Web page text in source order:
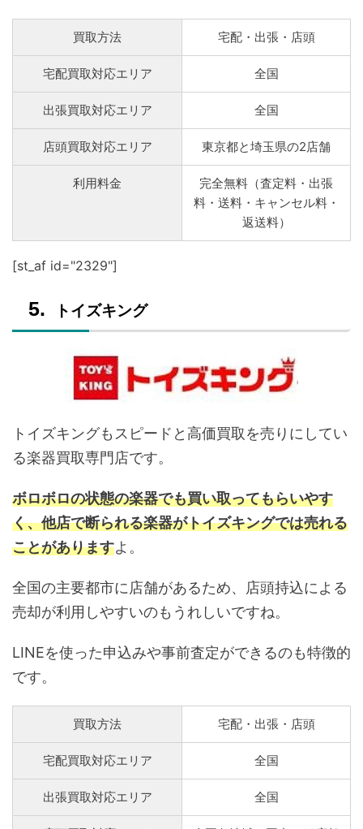
買取方法 宅配・出張・店頭
宅配買取対応エリア 全国
出張買取対応エリア 全国
店頭買取対応エリア 東京都と埼玉県の2店舗
利用料金
完全無料（査定料・出張
料・送料・キャンセル料・
返送料）
[st_af id="2329"]
トイズキング
トイズキングもスピードと高価買取を売りにしてい
る楽器買取専門店です。
ボロボロの状態の楽器でも買い取ってもらいやす
く、他店で断られる楽器がトイズキングでは売れる
ことがありますよ。
全国の主要都市に店舗があるため、店頭持込による
売却が利用しやすいのもうれしいですね。
LINEを使った申込みや事前査定ができるのも特徴的
です。
買取方法 宅配・出張・店頭
宅配買取対応エリア 全国
出張買取対応エリア 全国